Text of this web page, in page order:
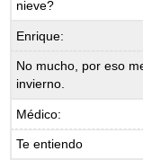
nieve?
Enrique:
No mucho, por eso
invierno.
Médico:
Te entiendo